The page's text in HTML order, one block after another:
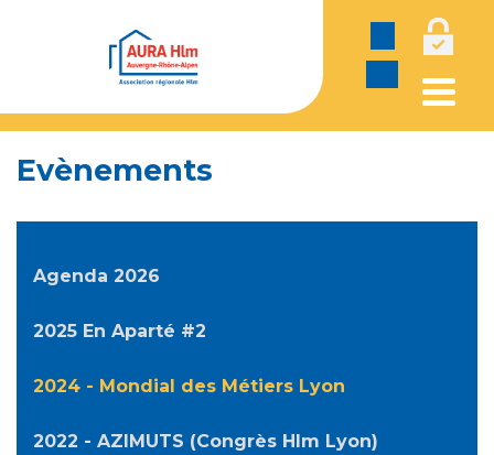
Evènements
Agenda 2026
2025 En Aparté #2
2024 - Mondial des Métiers Lyon
2022 - AZIMUTS (Congrès Hlm Lyon)